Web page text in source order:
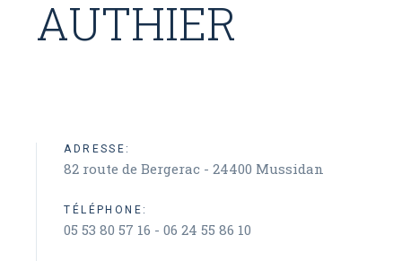
AUTHIER
ADRESSE:
82 route de Bergerac - 24400 Mussidan
TÉLÉPHONE:
05 53 80 57 16 - 06 24 55 86 10